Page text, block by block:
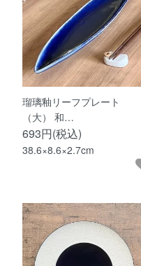
瑠璃釉リーフプレート
（大） 和…
693円(税込)
38.6×8.6×2.7cm